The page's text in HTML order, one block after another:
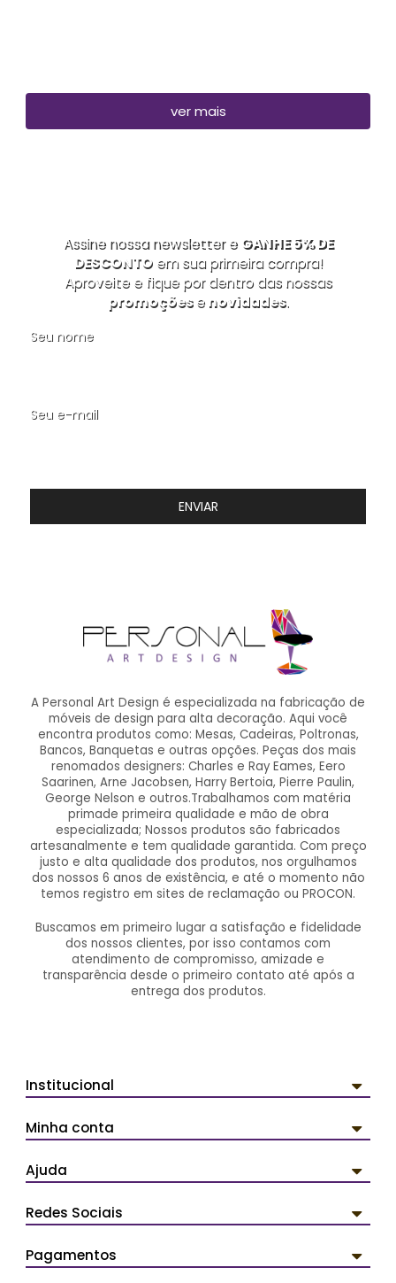
ver mais
Assine nossa newsletter e GANHE 5% DE
DESCONTOem sua primeira compra!
Aproveite e fique por dentro das nossas
promoçõesenovidades.
Seu nome
Seu e-mail
ENVIAR
A Personal Art Design é especializada na fabricação de
móveis de design para alta decoração. Aqui você
encontra produtos como: Mesas, Cadeiras, Poltronas,
Bancos, Banquetas e outras opções. Peças dos mais
renomados designers: Charles e Ray Eames, Eero
Saarinen, Arne Jacobsen, Harry Bertoia, Pierre Paulin,
George Nelson e outros.Trabalhamos com matéria
primade primeira qualidade e mão de obra
especializada; Nossos produtos são fabricados
artesanalmente e tem qualidade garantida. Com preço
justo e alta qualidade dos produtos, nos orgulhamos
dos nossos 6 anos de existência, e até o momento não
temos registro em sites de reclamação ou PROCON.
Buscamos em primeiro lugar a satisfação e fidelidade
dos nossos clientes, por isso contamos com
atendimento de compromisso, amizade e
transparência desde o primeiro contato até após a
entrega dos produtos.
Institucional
Minha conta
Ajuda
Redes Sociais
Pagamentos